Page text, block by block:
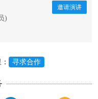
)
邀请演讲
寻求合作